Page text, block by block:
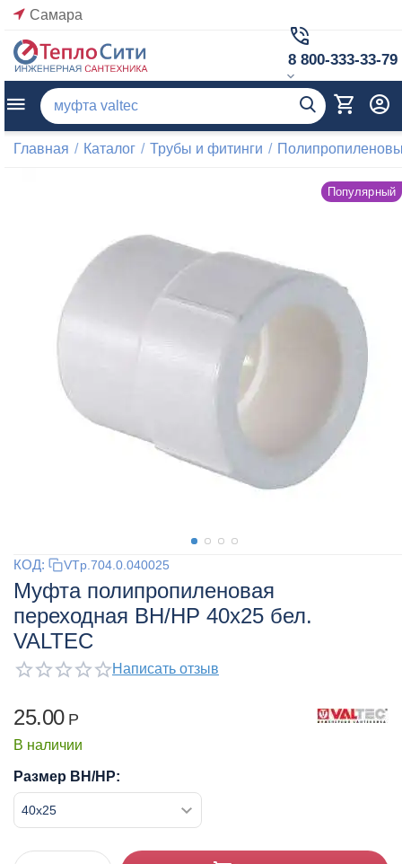
Самара
8 800-333-33-79
Главная / Каталог / Трубы и фитинги /
Популярный
КОД: VTp.704.0.040025
Муфта полипропиленовая
переходная ВН/НР 40x25 бел.
VALTEC
Написать отзыв
25.00 Р
В наличии
Размер ВН/НР: